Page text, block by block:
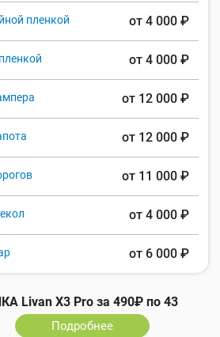
пленкой от 4 000 ₽
от 4 000 ₽
от 12 000 ₽
от 12 000 ₽
от 11 000 ₽
от 4 000 ₽
от 6 000 ₽
Livan X3 Pro за 490₽ по 43
Подробнее